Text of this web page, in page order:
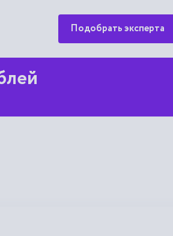
Подобрать эксперта